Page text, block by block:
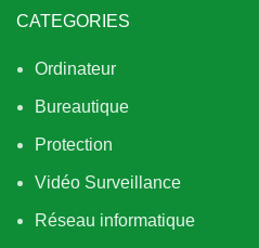
CATEGORIES
Ordinateur
Bureautique
Protection
Vidéo Surveillance
Réseau informatique